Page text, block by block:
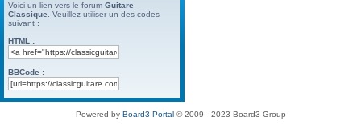
Voici un lien vers le forum Guitare
Classique . Veuillez utiliser un des codes
suivant :
HTML :
BBCode :
Powered by Board3 Portal© 2009 - 2023 Board3 Group